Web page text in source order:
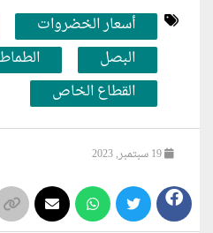
أسعار الخضروات
البصل
القطاع الخاص